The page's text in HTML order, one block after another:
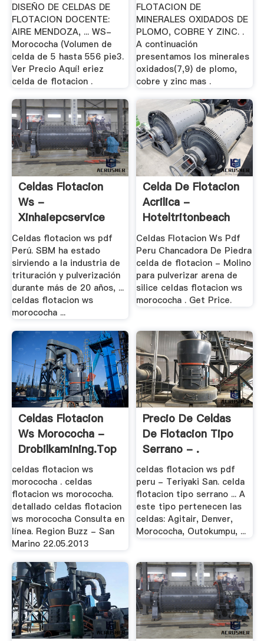
DISEÑO DE CELDAS DE
FLOTACION DOCENTE:
AIRE MENDOZA, ... WS-
Morococha (Volumen de
celda de 5 hasta 556 pie3.
Ver Precio Aquí! eriez
celda de flotacion .
FLOTACION DE
MINERALES OXIDADOS DE
PLOMO, COBRE Y ZINC. .
A continuación
presentamos los minerales
oxidados(7,9) de plomo,
cobre y zinc mas .
Celdas Flotacion
Ws -
Xinhaiepcservice
Celdas flotacion ws pdf
Perú. SBM ha estado
sirviendo a la industria de
trituración y pulverización
durante más de 20 años, ...
celdas flotacion ws
morococha ...
Celda De Flotacion
Acrilica -
Hoteltritonbeach
Celdas Flotacion Ws Pdf
Peru Chancadora De Piedra
celda de flotacion - Molino
para pulverizar arena de
silice celdas flotacion ws
morococha . Get Price.
Celdas Flotacion
Ws Morococha -
Drobilkamining.top
celdas flotacion ws
morococha . celdas
flotacion ws morococha.
detallado celdas flotacion
ws morococha Consulta en
línea. Region Buzz - San
Marino 22.05.2013
Precio De Celdas
De Flotacion Tipo
Serrano - .
celdas flotacion ws pdf
peru - Teriyaki San. celda
flotacion tipo serrano ... A
este tipo pertenecen las
celdas: Agitair, Denver,
Morococha, Outokumpu, ...